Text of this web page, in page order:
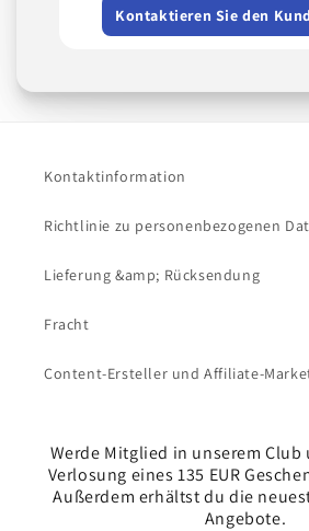
Kontaktieren Sie den
Kontaktinformation
Richtlinie zu personenbezogenen
Lieferung &amp; Rücksendung
Fracht
Content-Ersteller und Affiliate-
Werde Mitglied in unserem
Verlosung eines 135 EUR
Außerdem erhältst du die
Angebote.